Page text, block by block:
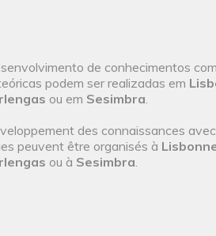
de conhecimentos
podem ser realizadas em
ou em Sesimbra.
des connaissances
peuvent être organisés à
ou à Sesimbra.